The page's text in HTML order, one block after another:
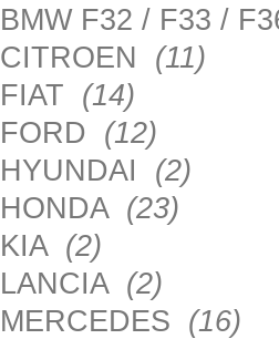
BMW F32 / F33 /
CITROEN (11)
FIAT (14)
FORD (12)
HYUNDAI (2)
HONDA (23)
KIA (2)
LANCIA (2)
MERCEDES (16)